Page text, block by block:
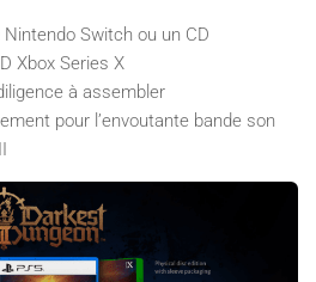
Switch ou un CD
Xbox Series X
à assembler
pour l’envoutante bande son